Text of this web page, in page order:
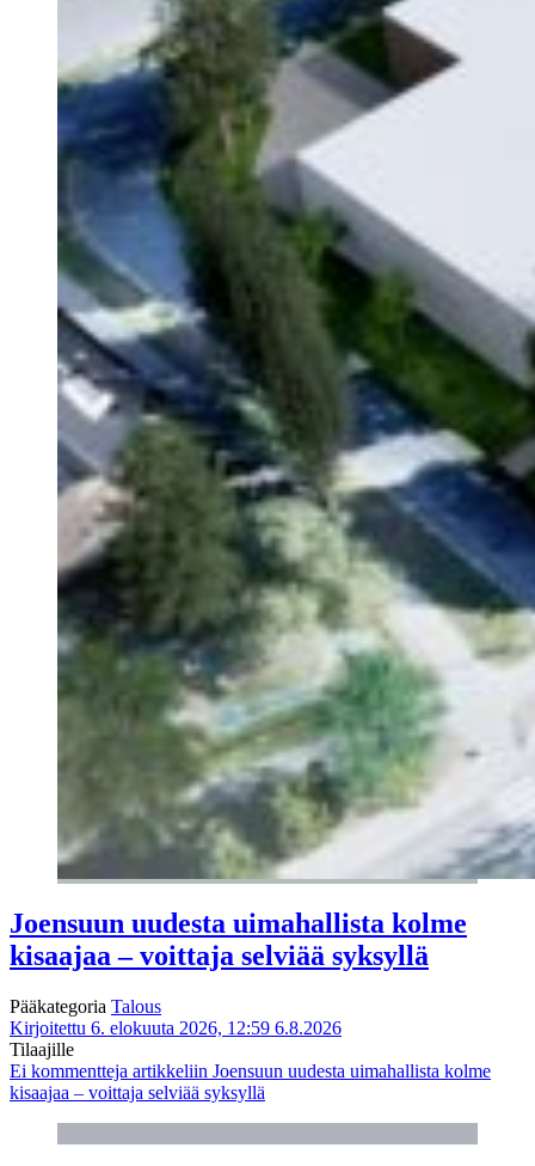
Joensuun uudesta uimahallista kolme
kisaajaa – voittaja selviää syksyllä
Pääkategoria Talous
Kirjoitettu 6. elokuuta 2026, 12:59 6.8.2026
Tilaajille
Ei kommentteja artikkeliin Joensuun uudesta uimahallista kolme
kisaajaa – voittaja selviää syksyllä